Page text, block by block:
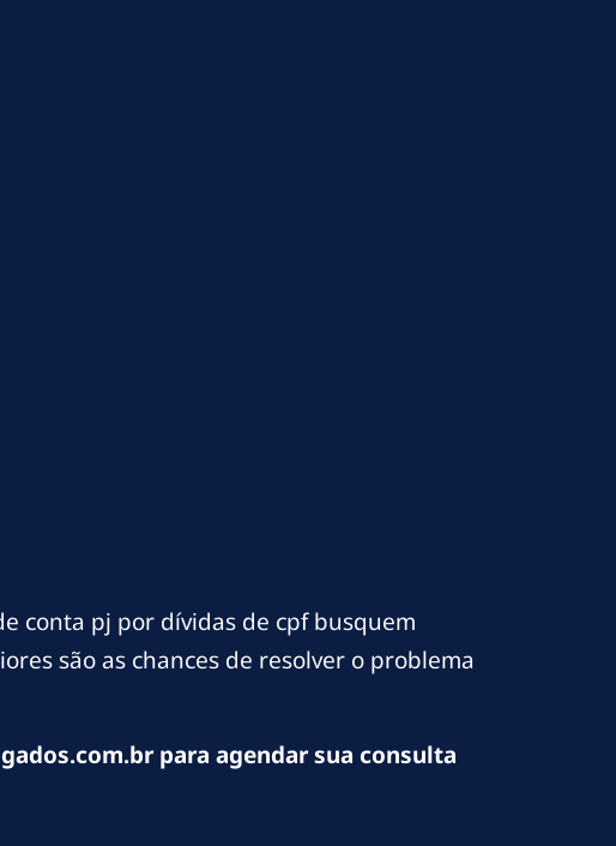
conta pj por dívidas de cpf busquem
são as chances de resolver o problema
para agendar sua consulta